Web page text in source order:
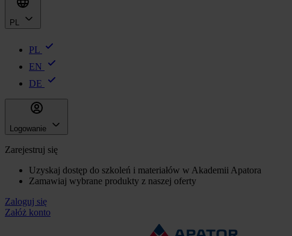
PL
PL
EN
DE
Logowanie
Zarejestruj się
Uzyskaj dostęp do szkoleń i materiałów w Akademii Apatora
Zamawiaj wybrane produkty z naszej oferty
Zaloguj się
Załóż konto